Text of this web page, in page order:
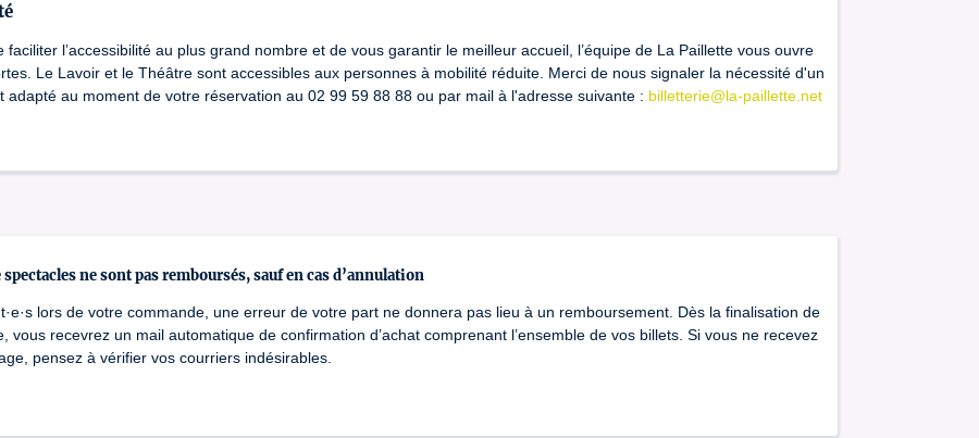
faciliter l’accessibilité au plus grand nombre et de vous garantir le meilleur accueil, l’équipe de La Paillette vous ouvre
Le Lavoir et le Théâtre sont accessibles aux personnes à mobilité réduite. Merci de nous signaler la nécessité d'un
adapté au moment de votre réservation au 02 99 59 88 88 ou par mail à l'adresse suivante : billetterie@la-paillette.net
ne sont pas remboursés, sauf en cas d’annulation
lors de votre commande, une erreur de votre part ne donnera pas lieu à un remboursement. Dès la finalisation de
vous recevrez un mail automatique de confirmation d’achat comprenant l’ensemble de vos billets. Si vous ne recevez
pensez à vérifier vos courriers indésirables.